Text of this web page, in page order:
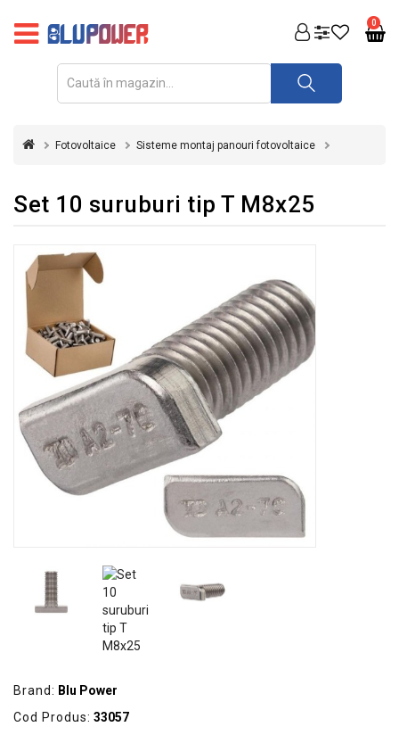
0
FOTOVOLTAICE
REDRESOARE
UPS
STABILIZATOARE
DE
TENSIUNE
CASA
GRADINA
SCULE
ECHIPAMENTE
PROTECȚIE
KITURI
Fotovoltaice Sisteme montaj panouri fotovoltaice
Set 10 suruburi tip T M8x25
Brand: Blu Power
Cod Produs: 33057